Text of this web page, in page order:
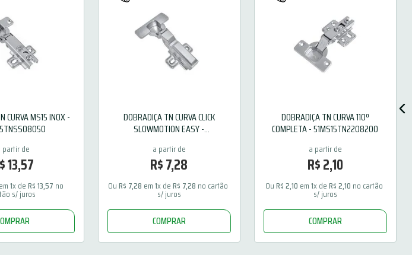
CURVA MS15 INOX -
13,57
em 1x de R$13,57 no
s/ juros
DOBRADIÇA TN CURVA CLICK
SLOWMOTION EASY -
R$7,28
Ou R$ 7,28 em 1x de R$ 7,28 no cartão
s/ juros
COMPRAR
DOBRADIÇA TN CURVA 110º
COMPLETA - 51MS15TN2208200
R$2,10
Ou R$2,10 em 1x de R$2,10 no cartão
s/ juros
COMPRAR